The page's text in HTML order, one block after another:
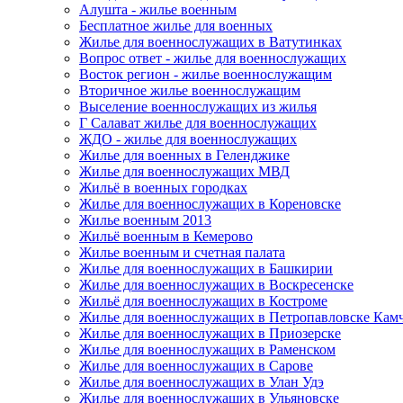
Алушта - жилье военным
Бесплатное жилье для военных
Жилье для военнослужащих в Ватутинках
Вопрос ответ - жилье для военнослужащих
Восток регион - жилье военнослужащим
Вторичное жилье военнослужащим
Выселение военнослужащих из жилья
Г Салават жилье для военнослужащих
ЖДО - жилье для военнослужащих
Жилье для военных в Геленджике
Жилье для военнослужащих МВД
Жильё в военных городках
Жилье для военнослужащих в Кореновске
Жилье военным 2013
Жильё военным в Кемерово
Жилье военным и счетная палата
Жилье для военнослужащих в Башкирии
Жилье для военнослужащих в Воскресенске
Жильё для военнослужащих в Костроме
Жилье для военнослужащих в Петропавловске
Жилье для военнослужащих в Приозерске
Жилье для военнослужащих в Раменском
Жилье для военнослужащих в Сарове
Жилье для военнослужащих в Улан Удэ
Жилье для военнослужащих в Ульяновске